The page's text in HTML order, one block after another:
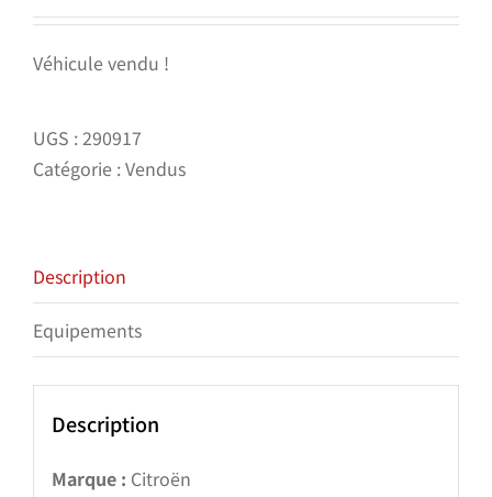
Véhicule vendu !
UGS :290917
Catégorie :Vendus
Description
Equipements
Description
Marque : Citroën